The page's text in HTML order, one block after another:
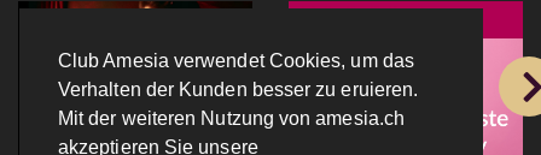
Club Amesia verwendet Cookies, um das
Verhalten der Kunden besser zu eruieren.
Mit der weiteren Nutzung von amesia.ch
akzeptieren Sie unsere